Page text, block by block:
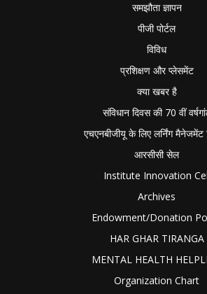
समझौता ज्ञापन
पीजी पोर्टल
विविध
प्रशिक्षण और प्लेसमेंट
क्या खबर है
संविधान दिवस की 70 वीं
एचएनबीजीयू के लिए लर्निंग मैनेजमेंट
आरसीसी सेल
Institute Innovation
Archives
Endowment/Donation
HAR GHAR TIRANGA
MENTAL HEALTH
Organization Chart